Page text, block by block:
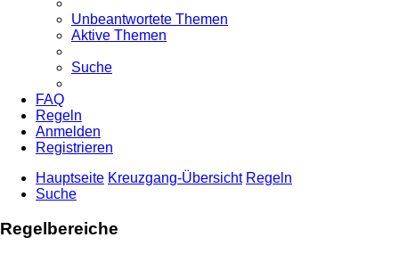
Unbeantwortete Themen
Aktive Themen
Suche
FAQ
Regeln
Anmelden
Registrieren
Hauptseite Kreuzgang-Übersicht Regeln
Suche
Regelbereiche